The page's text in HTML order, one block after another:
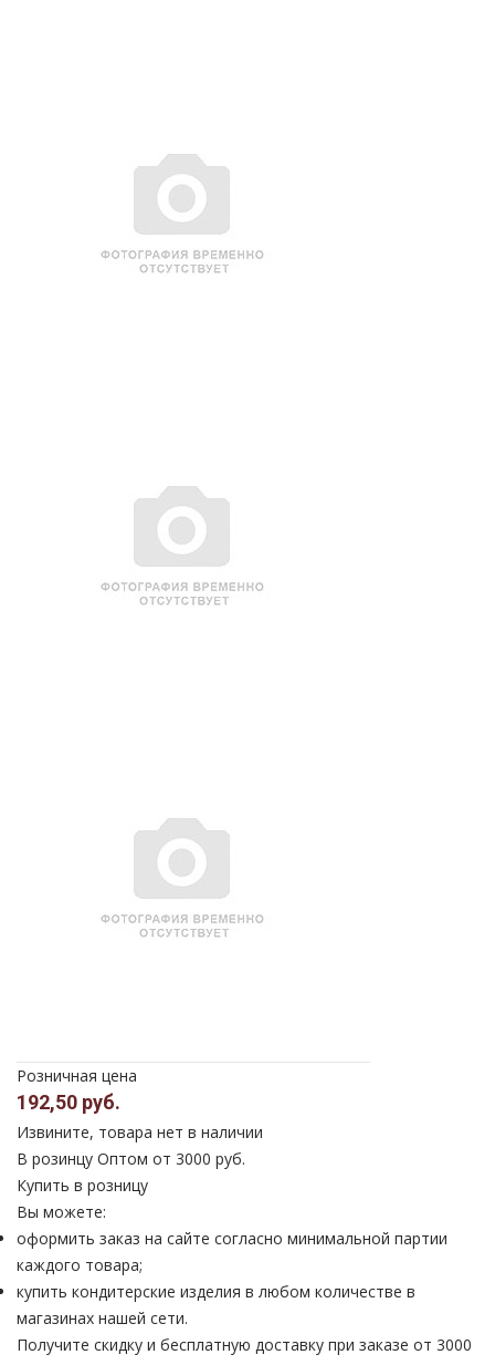
Розничная цена
192,50 руб.
Извините, товара нет в наличии
В розинцу Оптом от 3000 руб.
Купить в розницу
Вы можете:
оформить заказ на сайте согласно минимальной партии
каждого товара;
купить кондитерские изделия в любом количестве в
магазинах нашей сети.
Получите скидку и бесплатную доставку при заказе от 3000